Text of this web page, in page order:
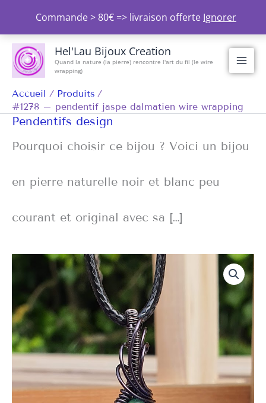
Commande > 80€ => livraison offerte Ignorer
contenu
Hel'Lau Bijoux Creation
Quand la nature (la pierre) rencontre l'art du fil (le wire
wrapping)
Accueil
Produits
#1278 – pendentif jaspe dalmatien wire wrapping
Pendentifs design
Pourquoi choisir ce bijou ? Voici un bijou
en pierre naturelle noir et blanc peu
courant et original avec sa […]